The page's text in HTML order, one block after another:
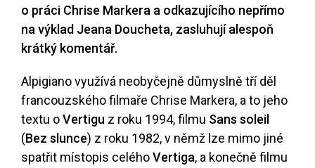
o práci Chrise Markera a odkazujícího nepřímo
na výklad Jeana Doucheta, zasluhují alespoň
krátký komentář.
Alpigiano využívá neobyčejně důmyslně tří děl
francouzského filmaře Chrise Markera, a to jeho
textu oVertigu z roku 1994, filmu Sans soleil
(Bez slunce) z roku 1982, v němž lze mimo jiné
spatřit místopis celéhoVertiga, a konečně filmu